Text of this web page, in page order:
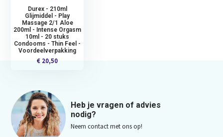
Durex - 210ml
Glijmiddel - Play
Massage 2/1 Aloe
200ml - Intense Orgasm
10ml - 20 stuks
Condooms - Thin Feel -
Voordeelverpakking
€ 20,50
Heb je vragen of advies
nodig?
Neem contact met ons op!